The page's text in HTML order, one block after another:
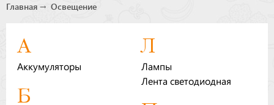
сейчас
Бренды
Главная Освещение
А
Аккумуляторы
Б
Л
Лампы
Лента светодиодная